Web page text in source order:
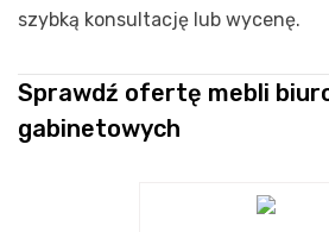
szybką konsultację lub wycenę.
Sprawdź ofertę mebli
gabinetowych